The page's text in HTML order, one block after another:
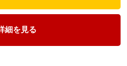
細を見る